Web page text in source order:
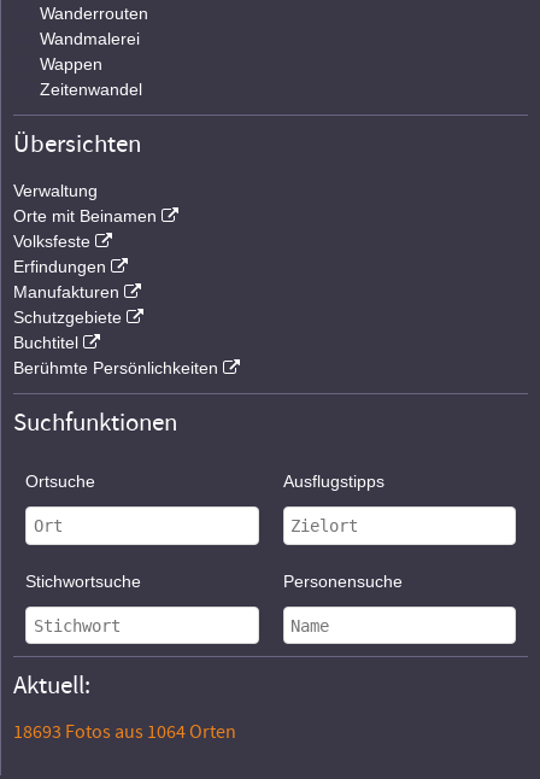
Wanderrouten
Wandmalerei
Wappen
Zeitenwandel
Übersichten
Verwaltung
Orte mit Beinamen
Volksfeste
Erfindungen
Manufakturen
Schutzgebiete
Buchtitel
Berühmte Persönlichkeiten
Suchfunktionen
Ortsuche Ausflugstipps
Stichwortsuche Personensuche
Aktuell:
18693 Fotos aus 1064 Orten